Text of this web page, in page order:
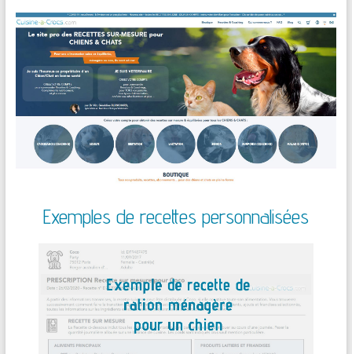
Exemples de recettes personnalisées